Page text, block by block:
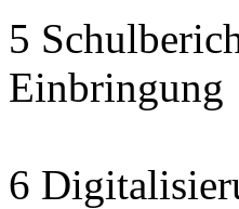
5
Einbringung
6